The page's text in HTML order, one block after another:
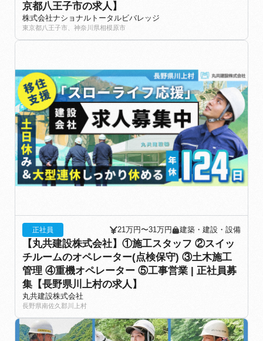
京都八王子市の求人】
株式会社ナショナルトータルビバレッジ
東京都八王子市、神奈川県相模原市
正社員 21万円〜31万円 建築・建設・設備
【丸共建設株式会社】①施工スタッフ ②スイッ
チルームのオペレーター(点検保守) ③土木施工
管理 ④重機オペレーター ⑤工事営業 | 正社員募
集【長野県川上村の求人】
丸共建設株式会社
長野県南佐久郡川上村